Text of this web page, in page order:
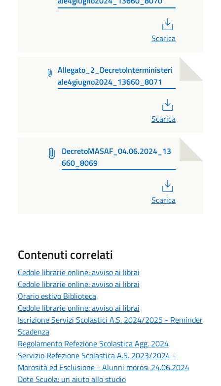
Scarica
Allegato_2_DecretoInterministeri
ale4giugno2024_13660_8071
Scarica
DecretoMASAF_04.06.2024_13
660_8069
Scarica
Contenuti correlati
Cedole librarie online: avviso ai librai
Cedole librarie online: avviso ai librai
Orario estivo Biblioteca
Cedole librarie online: avviso ai librai
Iscrizione Servizi Scolastici A.S. 2024/2025 - Reminder
Scadenza
Regolamento Refezione Scolastica Agg. 2024
Servizio Refezione Scolastica A.S. 2023/2024 -
Morosità ed Esclusione - Alunni morosi 24.06.2024
Dote Scuola: un aiuto allo studio